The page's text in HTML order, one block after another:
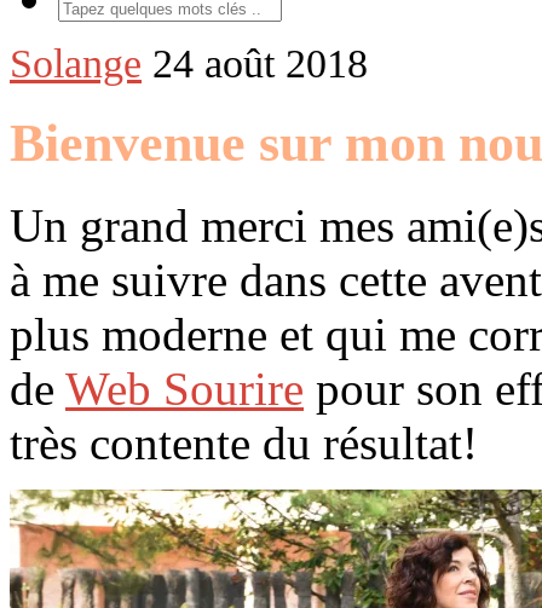
Solange 24 août 2018
Bienvenue sur mon
Un grand merci mes
à me suivre dans cette
plus moderne et qui me
de Web Sourire pour son
très contente du résultat!